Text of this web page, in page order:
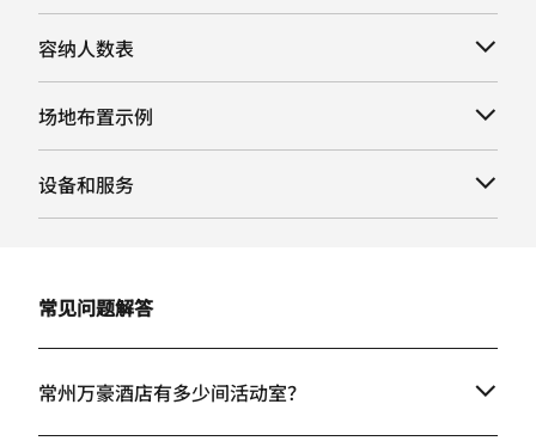
容纳人数表
场地布置示例
设备和服务
常见问题解答
常州万豪酒店有多少间活动室？